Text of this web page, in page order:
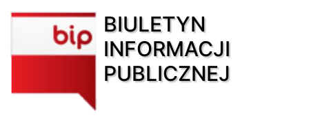
BIULETYN
INFORMACJI
PUBLICZNEJ